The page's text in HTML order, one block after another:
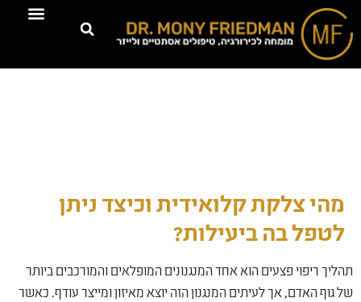
מהי צלקת קלואידית וכיצד ניתן
לטפל בה ביעילות?
תהליך ריפוי פצעים הוא אחד המנגנונים המופלאים והמורכבים ביותר
של גוף האדם, אך לעיתים המנגנון הזה יוצא מאיזון ומייצר עודף. כאשר